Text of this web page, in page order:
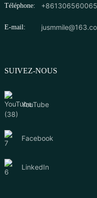
Téléphone:
E-mail:
SUIVEZ-NOUS
YouTube
Facebook
LinkedIn